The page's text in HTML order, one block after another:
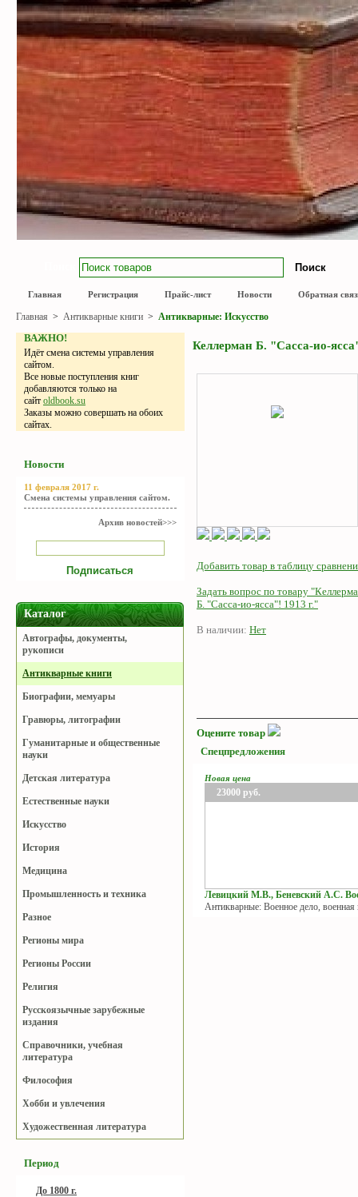
Главная Регистрация Прайс-лист Новости Обратная
Главная > Антикварные книги > Антикварные: Искусство
ВАЖНО!
Идёт смена системы управления
сайтом.
Все новые поступления книг
добавляются только на
сайт oldbook.su
Заказы можно совершать на обоих
сайтах.
Новости
11 февраля 2017 г.
Смена системы управления сайтом.
Архив новостей>>>
Каталог
Автографы, документы,
рукописи
Антикварные книги
Биографии, мемуары
Гравюры, литографии
Гуманитарные и общественные
науки
Детская литература
Естественные науки
Искусство
История
Медицина
Промышленность и техника
Разное
Регионы мира
Регионы России
Религия
Русскоязычные зарубежные
издания
Справочники, учебная
литература
Философия
Хобби и увлечения
Художественная литература
Период
До 1800 г.
Келлерман Б. "Сасса-ио-
Добавить товар в таблицу
Задать вопрос по товару
Б. "Сасса-ио-ясса"! 1913 г."
В наличии: Нет
Оцените товар
Спецпредложения
Новая цена
23000 руб.
Левицкий М.В., Беневский А.С.
Антикварные: Военное дело, военная